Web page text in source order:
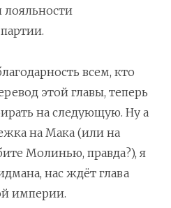
лояльности
всем, кто
этой главы, теперь
на следующую. Ну а
на Мака (или на
Молинью, правда?), я
нас ждёт глава
империи.